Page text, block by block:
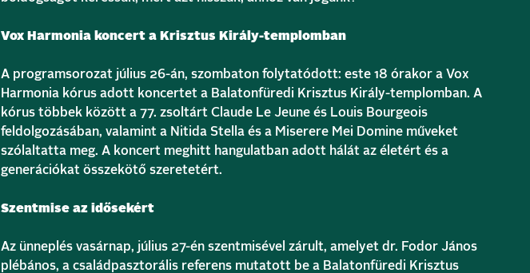
Vox Harmonia koncert a Krisztus Király-templomban
A programsorozat július 26-án, szombaton folytatódott: este 18 órakor a Vox
Harmonia kórus adott koncertet a Balatonfüredi Krisztus Király-templomban. A
kórus többek között a 77. zsoltárt Claude Le Jeune és Louis Bourgeois
feldolgozásában, valamint a Nitida Stella és a Miserere Mei Domine műveket
szólaltatta meg. A koncert meghitt hangulatban adott hálát az életért és a
generációkat összekötő szeretetért.
Szentmise az idősekért
Az ünneplés vasárnap, július 27-én szentmisével zárult, amelyet dr. Fodor János
plébános, a családpasztorális referens mutatott be a Balatonfüredi Krisztus